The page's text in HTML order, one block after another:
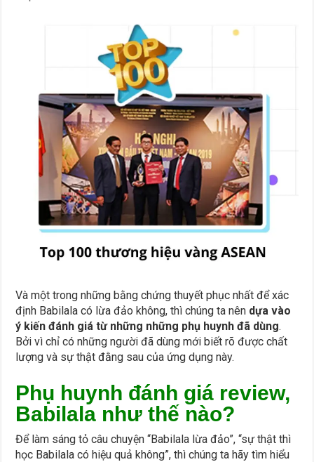
Và một trong những bằng chứng thuyết phục nhất để xác
định Babilala có lừa đảo không, thì chúng ta nên dựa vào
ý kiến đánh giá từ những những phụ huynh đã dùng.
Bởi vì chỉ có những người đã dùng mới biết rõ được chất
lượng và sự thật đằng sau của ứng dụng này.
Phụ huynh đánh giá review,
Babilala như thế nào?
Để làm sáng tỏ câu chuyện “Babilala lừa đảo”, “sự thật thì
học Babilala có hiệu quả không”, thì chúng ta hãy tìm hiểu